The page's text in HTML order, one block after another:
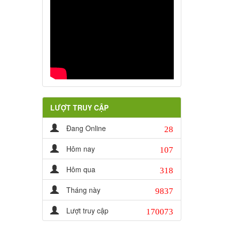
LƯỢT TRUY CẬP
Đang Online 28
Hôm nay 107
Hôm qua 318
Tháng này 9837
Lượt truy cập 170073